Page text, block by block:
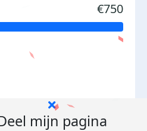
€750
mijn pagina